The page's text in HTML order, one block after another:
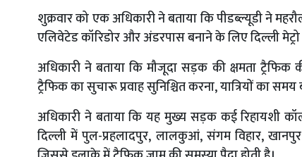
शुक्रवार को एक अधिकारी ने बताया कि पीडब्ल्यूडी ने
एलिवेटेड कॉरिडोर और अंडरपास बनाने के लिए दिल्ली
अधिकारी ने बताया कि मौजूदा सड़क की क्षमता
ट्रैफिक का सुचारू प्रवाह सुनिश्चित करना, यात्रियों का
अधिकारी ने बताया कि यह मुख्य सड़क कई रिहायशी
दिल्ली में पुल-प्रहलादपुर, लालकुआं, संगम विहार,